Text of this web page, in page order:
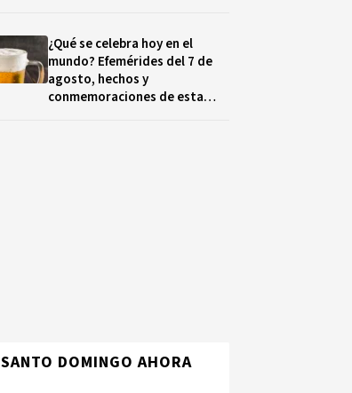
¿Qué se celebra hoy en el
mundo? Efemérides del 7 de
agosto, hechos y
conmemoraciones de esta
SANTO DOMINGO AHORA